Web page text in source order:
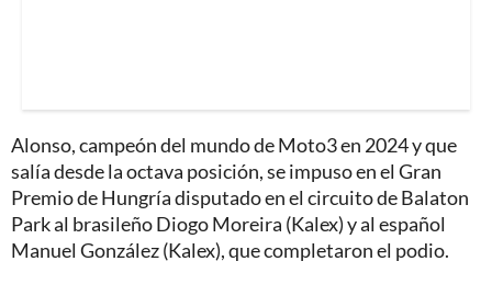
Alonso, campeón del mundo de Moto3 en 2024 y que
salía desde la octava posición, se impuso en el Gran
Premio de Hungría disputado en el circuito de Balaton
Park al brasileño Diogo Moreira (Kalex) y al español
Manuel González (Kalex), que completaron el podio.